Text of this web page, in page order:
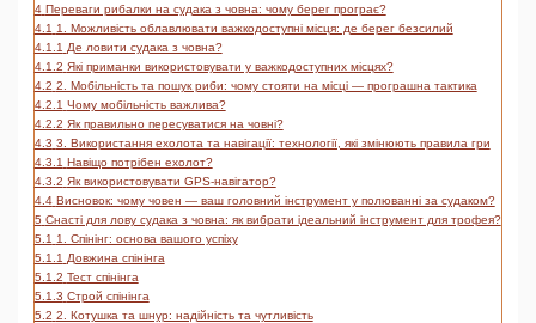
4 Переваги рибалки на судака з човна: чому берег програє?
4.1 1. Можливість облавлювати важкодоступні місця: де берег безсилий
4.1.1 Де ловити судака з човна?
4.1.2 Які приманки використовувати у важкодоступних місцях?
4.2 2. Мобільність та пошук риби: чому стояти на місці — програшна тактика
4.2.1 Чому мобільність важлива?
4.2.2 Як правильно пересуватися на човні?
4.3 3. Використання ехолота та навігації: технології, які змінюють правила гри
4.3.1 Навіщо потрібен ехолот?
4.3.2 Як використовувати GPS-навігатор?
4.4 Висновок: чому човен — ваш головний інструмент у полюванні за судаком?
5 Снасті для лову судака з човна: як вибрати ідеальний інструмент для трофея?
5.1 1. Спінінг: основа вашого успіху
5.1.1 Довжина спінінга
5.1.2 Тест спінінга
5.1.3 Строй спінінга
5.2 2. Котушка та шнур: надійність та чутливість